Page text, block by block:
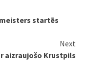
startēs
Next
aizraujošo Krustpils